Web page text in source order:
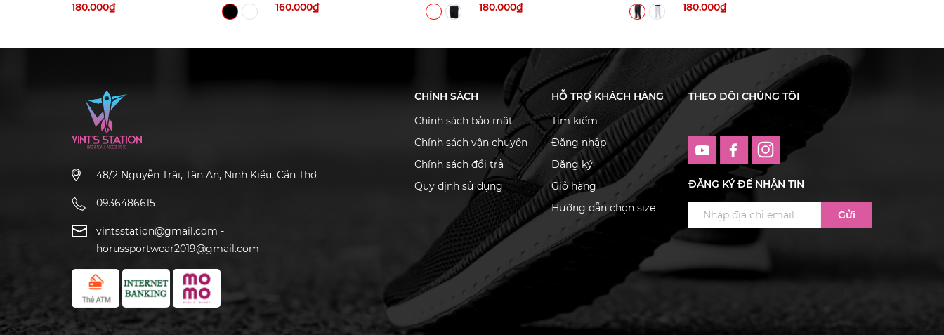
180.000₫
160.000₫
180.000₫
180.000₫
48/2 Nguyễn Trãi, Tân An, Ninh Kiều, Cần Thơ
0936486615
vintsstation@gmail.com -
horussportwear2019@gmail.com
CHÍNH SÁCH
Chính sách bảo mật
Chính sách vận chuyển
Chính sách đổi trả
Quy định sử dụng
HỖ TRỢ KHÁCH HÀNG
Tìm kiếm
Đăng nhập
Đăng ký
Giỏ hàng
Hướng dẫn chọn size
THEO DÕI CHÚNG TÔI
ĐĂNG KÝ ĐỂ NHẬN TIN
Gửi